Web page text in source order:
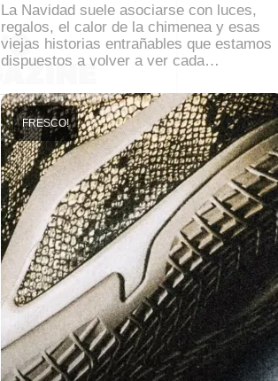
La Navidad suele asociarse con luces,
regalos, el calor de la chimenea y esas
viejas historias entrañables que estamos
dispuestos a volver a ver cada…
FRESCO!